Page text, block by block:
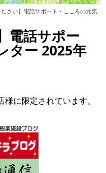
ださい】電話サポート・こころの元気
電話サポー
ター 2025年
に限定されています。